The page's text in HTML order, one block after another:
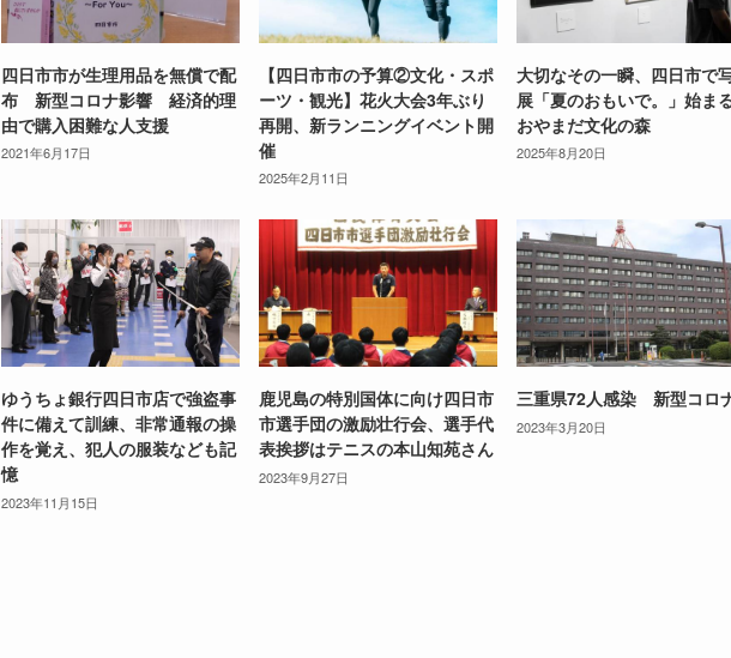
四日市市が生理用品を無償で配
布 新型コロナ影響 経済的理
由で購入困難な人支援
2021年6月17日
【四日市市の予算②文化・スポ
ーツ・観光】花火大会3年ぶり
再開、新ランニングイベント開
催
2025年2月11日
大切なその一瞬、四日市で
展「夏のおもいで。」始ま
おやまだ文化の森
2025年8月20日
ゆうちょ銀行四日市店で強盗事
件に備えて訓練、非常通報の操
作を覚え、犯人の服装なども記
憶
2023年11月15日
鹿児島の特別国体に向け四日市
市選手団の激励壮行会、選手代
表挨拶はテニスの本山知苑さん
2023年9月27日
三重県72人感染 新型コロ
2023年3月20日